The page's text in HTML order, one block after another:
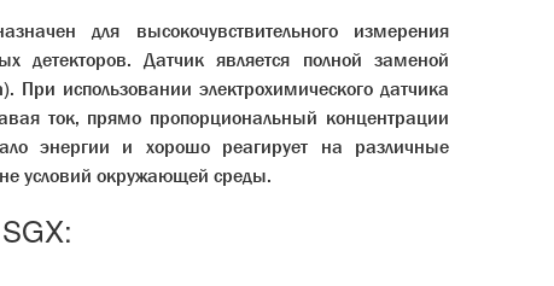
для высокочувствительного измерения
детекторов. Датчик является полной заменой
использовании электрохимического датчика
ток, прямо пропорциональный концентрации
энергии и хорошо реагирует на различные
условий окружающей среды.